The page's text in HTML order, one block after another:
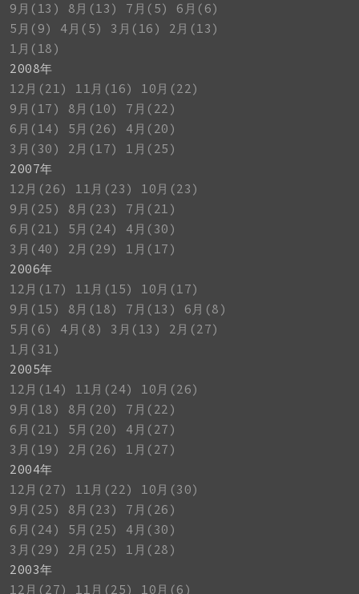
9月(13)
8月(13) 7月(5)
6月(6)
5月(9)
4月(5) 3月(16)
2月(13)
1月(18)
2008年
12月(21)
11月(16)
10月(22)
9月(17)
8月(10)
7月(22)
6月(14)
5月(26)
4月(20)
3月(30)
2月(17)
1月(25)
2007年
12月(26)
11月(23)
10月(23)
9月(25)
8月(23)
7月(21)
6月(21)
5月(24)
4月(30)
3月(40)
2月(29)
1月(17)
2006年
12月(17)
11月(15)
10月(17)
9月(15)
8月(18) 7月(13)
6月(8)
5月(6)
4月(8) 3月(13)
2月(27)
1月(31)
2005年
12月(14)
11月(24)
10月(26)
9月(18)
8月(20)
7月(22)
6月(21)
5月(20)
4月(27)
3月(19)
2月(26)
1月(27)
2004年
12月(27)
11月(22)
10月(30)
9月(25)
8月(23)
7月(26)
6月(24)
5月(25)
4月(30)
3月(29)
2月(25)
1月(28)
2003年
12月(27)
11月(25) 10月(6)